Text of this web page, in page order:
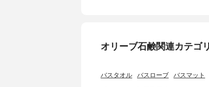
オリーブ石鹸関連カテゴ
バスタオル バスローブ バスマット